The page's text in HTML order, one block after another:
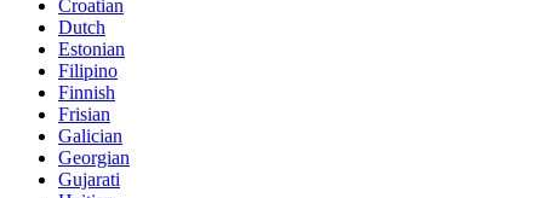
Croatian
Dutch
Estonian
Filipino
Finnish
Frisian
Galician
Georgian
Gujarati